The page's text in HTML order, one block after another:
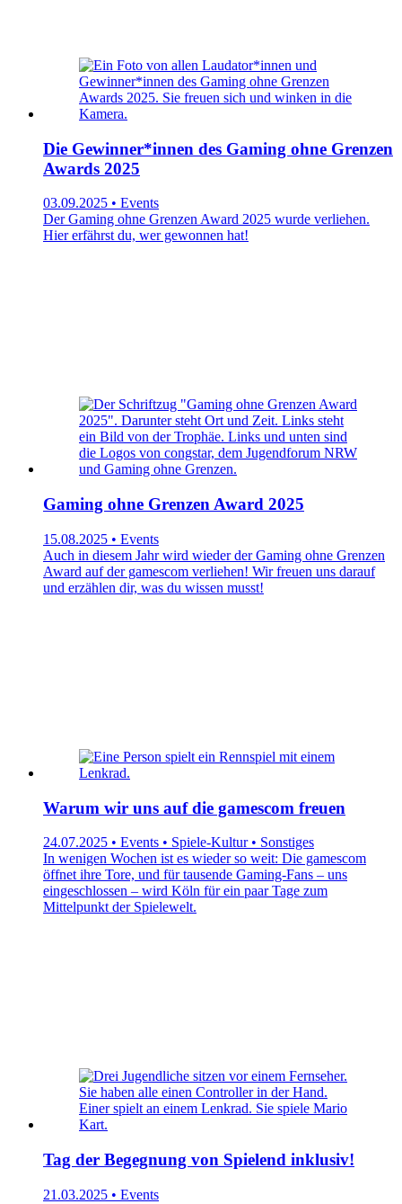
Die Gewinner*innen des Gaming ohne Grenzen
Awards 2025
03.09.2025 • Events
Der Gaming ohne Grenzen Award 2025 wurde verliehen.
Hier erfährst du, wer gewonnen hat!
Gaming ohne Grenzen Award 2025
15.08.2025 • Events
Auch in diesem Jahr wird wieder der Gaming ohne Grenzen
Award auf der gamescom verliehen! Wir freuen uns darauf
und erzählen dir, was du wissen musst!
Warum wir uns auf die gamescom freuen
24.07.2025 • Events • Spiele-Kultur • Sonstiges
In wenigen Wochen ist es wieder so weit: Die gamescom
öffnet ihre Tore, und für tausende Gaming-Fans – uns
eingeschlossen – wird Köln für ein paar Tage zum
Mittelpunkt der Spielewelt.
Tag der Begegnung von Spielend inklusiv!
21.03.2025 • Events